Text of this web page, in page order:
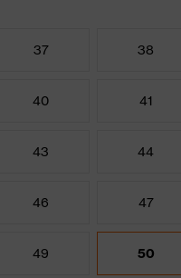
37 38
40 41
43 44
46 47
49 50